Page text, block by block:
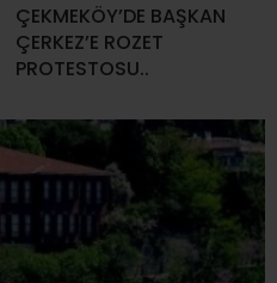
ÇEKMEKÖY’DE BAŞKAN
ÇERKEZ’E ROZET
PROTESTOSU..